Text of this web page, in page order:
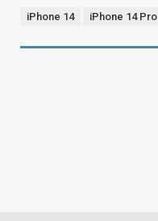
iPhone 14 iPhone 14 Pro